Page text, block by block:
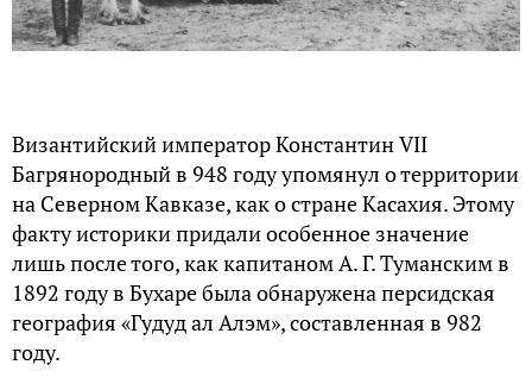
Византийский император Константин VII
Багрянородный в 948 году упомянул о территории
на Северном Кавказе, как о стране Касахия. Этому
факту историки придали особенное значение
лишь после того, как капитаном А. Г. Туманским в
1892 году в Бухаре была обнаружена персидская
география «Гудуд ал Алэм», составленная в 982
году.